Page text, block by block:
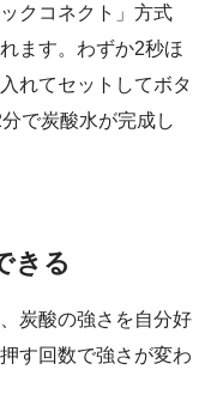
クコネクト」方式
ます。わずか2秒ほ
れてセットしてボタ
で炭酸水が完成し
きる
炭酸の強さを自分好
す回数で強さが変わ